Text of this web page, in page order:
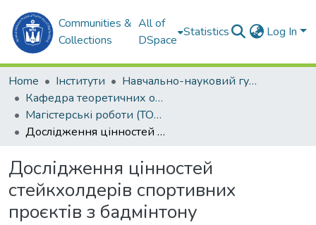
Communities &
Collections
All of
DSpace
Statistics Log In
Home Інститути
Навчально-науковий гуманітарний інститут (ННГІ)
Кафедра теоретичних основ олімпійського та професійного спорту (ТООтаПС)
Магістерські роботи (ТООтаПС)
Дослідження цінностей стейкхолдерів спортивних проєктів з бадмінтону
Дослідження цінностей
стейкхолдерів спортивних
проєктів з бадмінтону